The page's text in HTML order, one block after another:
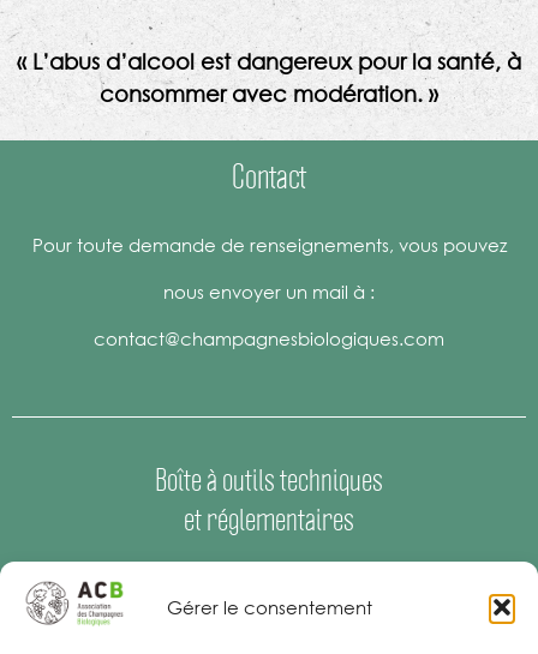
Gérer le consentement
« L’abus d’alcool est dangereux pour la santé, à
consommer avec modération. »
Contact
Pour toute demande de renseignements, vous pouvez
nous envoyer un mail à :
contact@champagnesbiologiques.com
Boîte à outils techniques
et réglementaires
Espace Presse